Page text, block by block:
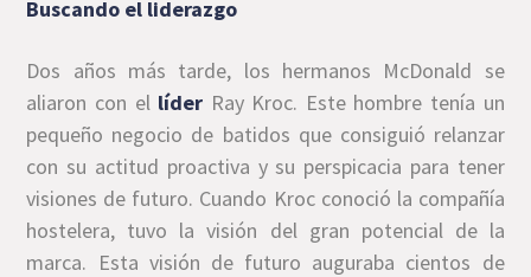
Buscando el liderazgo
Dos años más tarde, los hermanos McDonald se
aliaron con el líder Ray Kroc. Este hombre tenía un
pequeño negocio de batidos que consiguió relanzar
con su actitud proactiva y su perspicacia para tener
visiones de futuro. Cuando Kroc conoció la compañía
hostelera, tuvo la visión del gran potencial de la
marca. Esta visión de futuro auguraba cientos de